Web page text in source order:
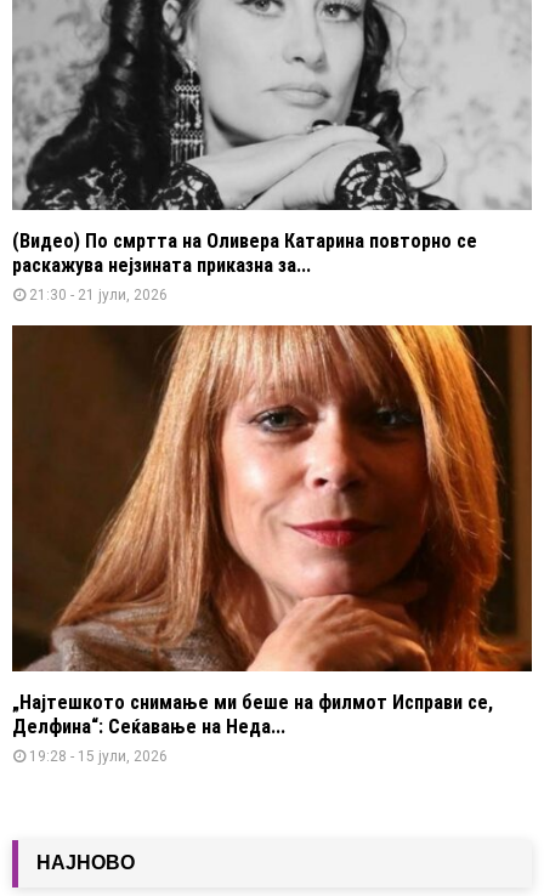
(Видео) По смртта на Оливера Катарина повторно се
раскажува нејзината приказна за...
21:30 - 21 јули, 2026
„Најтешкото снимање ми беше на филмот Исправи се,
Делфина“: Сеќавање на Неда...
19:28 - 15 јули, 2026
НАЈНОВО